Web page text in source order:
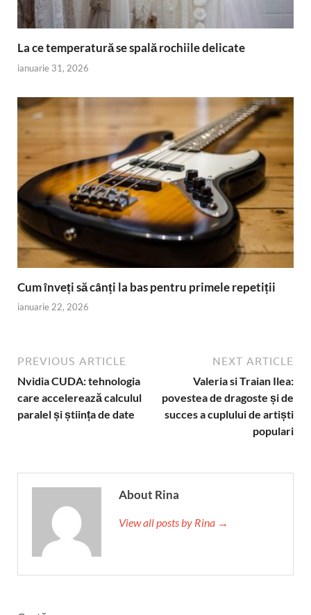
La ce temperatură se spală rochiile delicate
ianuarie 31, 2026
Cum înveți să cânți la bas pentru primele repetiții
ianuarie 22, 2026
PREVIOUS ARTICLE
Nvidia CUDA: tehnologia
care accelerează calculul
paralel și știința de date
NEXT ARTICLE
Valeria si Traian Ilea:
povestea de dragoste și de
succes a cuplului de artiști
populari
About Rina
View all posts by Rina →